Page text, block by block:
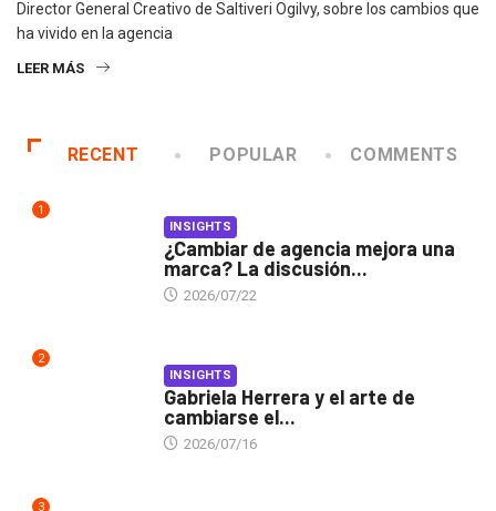
Director General Creativo de Saltiveri Ogilvy, sobre los cambios que
ha vivido en la agencia
LEER MÁS
RECENT POPULAR COMMENTS
1
INSIGHTS
¿Cambiar de agencia mejora una
marca? La discusión...
2026/07/22
2
INSIGHTS
Gabriela Herrera y el arte de
cambiarse el...
2026/07/16
3